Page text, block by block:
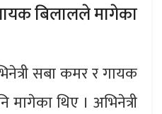
बिलालले मागेका
सबा कमर र गायक
थिए । अभिनेत्री